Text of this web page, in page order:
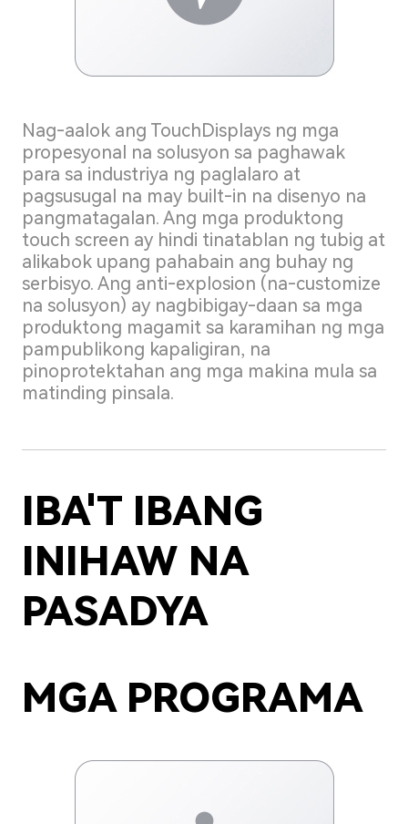
Nag-aalok ang TouchDisplays ng mga
propesyonal na solusyon sa paghawak
para sa industriya ng paglalaro at
pagsusugal na may built-in na disenyo na
pangmatagalan. Ang mga produktong
touch screen ay hindi tinatablan ng tubig at
alikabok upang pahabain ang buhay ng
serbisyo. Ang anti-explosion (na-customize
na solusyon) ay nagbibigay-daan sa mga
produktong magamit sa karamihan ng mga
pampublikong kapaligiran, na
pinoprotektahan ang mga makina mula sa
matinding pinsala.
IBA'T IBANG
INIHAW NA
PASADYA
MGA PROGRAMA